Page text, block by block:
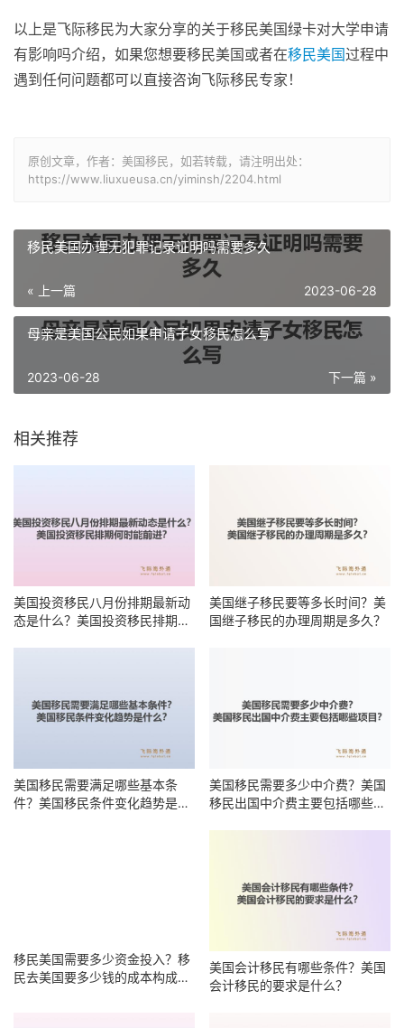
以上是飞际移民为大家分享的关于移民美国绿卡对大学申请
有影响吗介绍，如果您想要移民美国或者在移民美国过程中
遇到任何问题都可以直接咨询飞际移民专家！
原创文章，作者：美国移民，如若转载，请注明出处：
https://www.liuxueusa.cn/yiminsh/2204.html
移民美国办理无犯罪记录证明吗需要多久
« 上一篇 2023-06-28
母亲是美国公民如果申请子女移民怎么写
下一篇 »
2023-06-28
相关推荐
美国投资移民八月份排期最新动
态是什么？美国投资移民排期何
美国继子移民要等多长时间？美
国继子移民的办理周期是多久？
美国移民需要满足哪些基本条
件？美国移民条件变化趋势是什
美国移民需要多少中介费？美国
移民出国中介费主要包括哪些项
移民美国需要多少资金投入？移
民去美国要多少钱的成本构成有
美国会计移民有哪些条件？美国
会计移民的要求是什么？